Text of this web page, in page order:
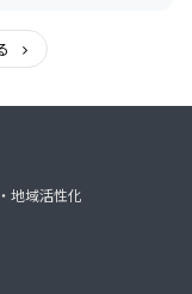
地域活性化